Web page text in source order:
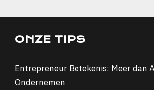
ONZE TIPS
Entrepreneur Betekenis: Meer dan
Ondernemen